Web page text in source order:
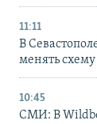
11:11
В
менять
10:45
СМИ: В